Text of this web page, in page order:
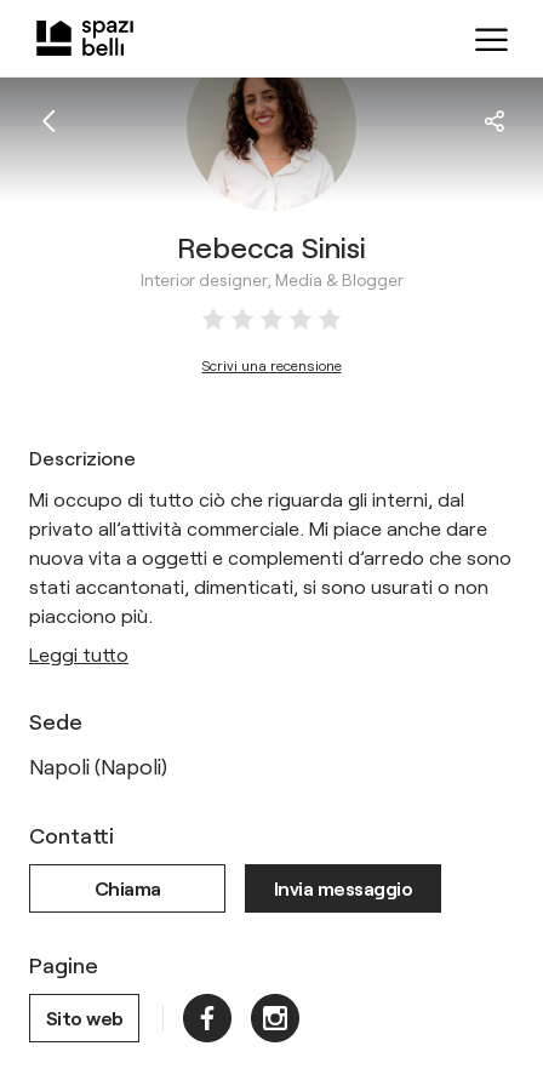
Rebecca Sinisi
Interior designer, Media & Blogger
Scrivi una recensione
Descrizione
Mi occupo di tutto ciò che riguarda gli interni, dal
privato all’attività commerciale. Mi piace anche dare
nuova vita a oggetti e complementi d’arredo che sono
stati accantonati, dimenticati, si sono usurati o non
piacciono più.
Leggi tutto
Sede
Napoli (Napoli)
Pagine
Sito web
Contatti
Chiama Invia messaggio